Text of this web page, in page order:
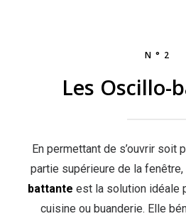
N°2
Les Oscillo-
En permettant de s’ouvrir soit
partie supérieure de la fenêtre,
battante est la solution idéale
cuisine ou buanderie. Elle